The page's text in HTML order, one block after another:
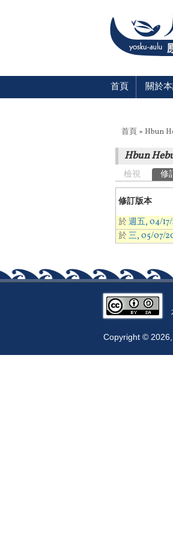
首頁 關於
您在這裡
首頁 » Hbun
Hbun
主要索
檢視 修
修訂版本
於週五, 04/17/
於三, 05/07/
Copyright ©